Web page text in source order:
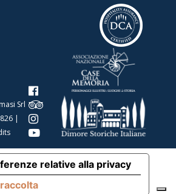
Srl
|
relative alla privacy